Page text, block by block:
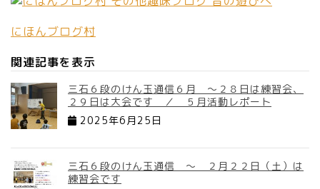
にほんブログ村
関連記事を表示
三石６段のけん玉通信６月 ～２８日は練習会、
２９日は大会です ／ ５月活動レポート
2025年6月25日
三石６段のけん玉通信 ～ ２月２２日（土）は
練習会です